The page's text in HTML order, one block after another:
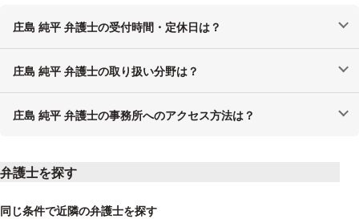
庄島 純平 弁護士の受付時間・定休日は？
庄島 純平 弁護士の取り扱い分野は？
庄島 純平 弁護士の事務所へのアクセス方法は？
弁護士を探す
同じ条件で近隣の弁護士を探す